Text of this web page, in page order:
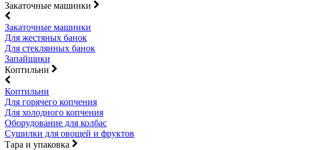
Закаточные машинки
Закаточные машинки
Для жестяных банок
Для стеклянных банок
Запайщики
Коптильни
Коптильни
Для горячего копчения
Для холодного копчения
Оборудование для колбас
Сушилки для овощей и фруктов
Тара и упаковка